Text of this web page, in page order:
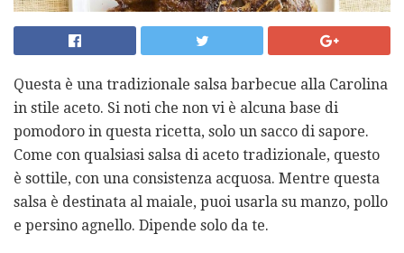
Questa è una tradizionale salsa barbecue alla Carolina
in stile aceto. Si noti che non vi è alcuna base di
pomodoro in questa ricetta, solo un sacco di sapore.
Come con qualsiasi salsa di aceto tradizionale, questo
è sottile, con una consistenza acquosa. Mentre questa
salsa è destinata al maiale, puoi usarla su manzo, pollo
e persino agnello. Dipende solo da te.